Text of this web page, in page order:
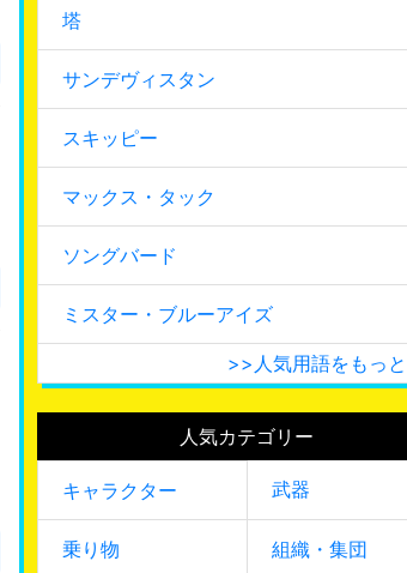
塔
サンデヴィスタン
スキッピー
マックス・タック
ソングバード
ミスター・ブルーアイズ
>>人気用語をもっ
人気カテゴリー
キャラクター 武器
乗り物 組織・集団